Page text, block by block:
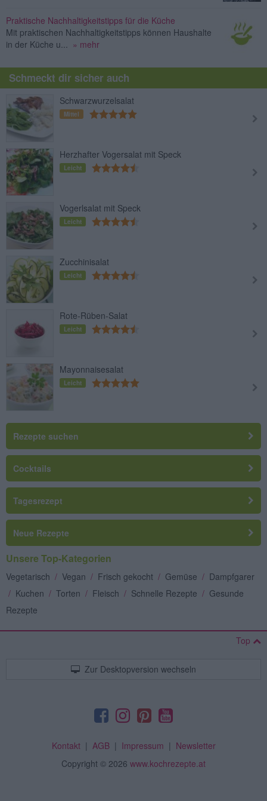
Praktische Nachhaltigkeitstipps für die Küche
Mit praktischen Nachhaltigkeitstipps können Haushalte
in der Küche u... » mehr
Schmeckt dir sicher auch
Schwarzwurzelsalat
Mittel
Herzhafter Vogersalat mit Speck
Leicht
Vogerlsalat mit Speck
Leicht
Zucchinisalat
Leicht
Rote-Rüben-Salat
Leicht
Mayonnaisesalat
Leicht
Rezepte suchen
Cocktails
Tagesrezept
Neue Rezepte
Unsere Top-Kategorien
Vegetarisch / Vegan / Frisch gekocht / Gemüse / Dampfgarer
/ Kuchen / Torten / Fleisch / Schnelle Rezepte / Gesunde
Rezepte
Top
Zur Desktopversion wechseln
Kontakt| AGB| Impressum | Newsletter
Copyright © 2026 www.kochrezepte.at